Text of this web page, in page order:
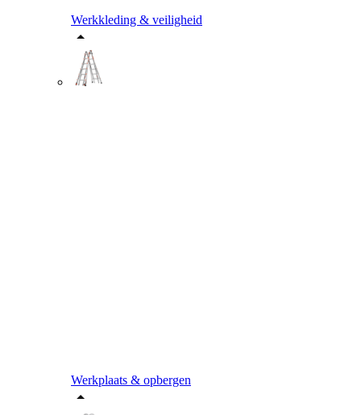
Werkkleding & veiligheid
Werkplaats & opbergen